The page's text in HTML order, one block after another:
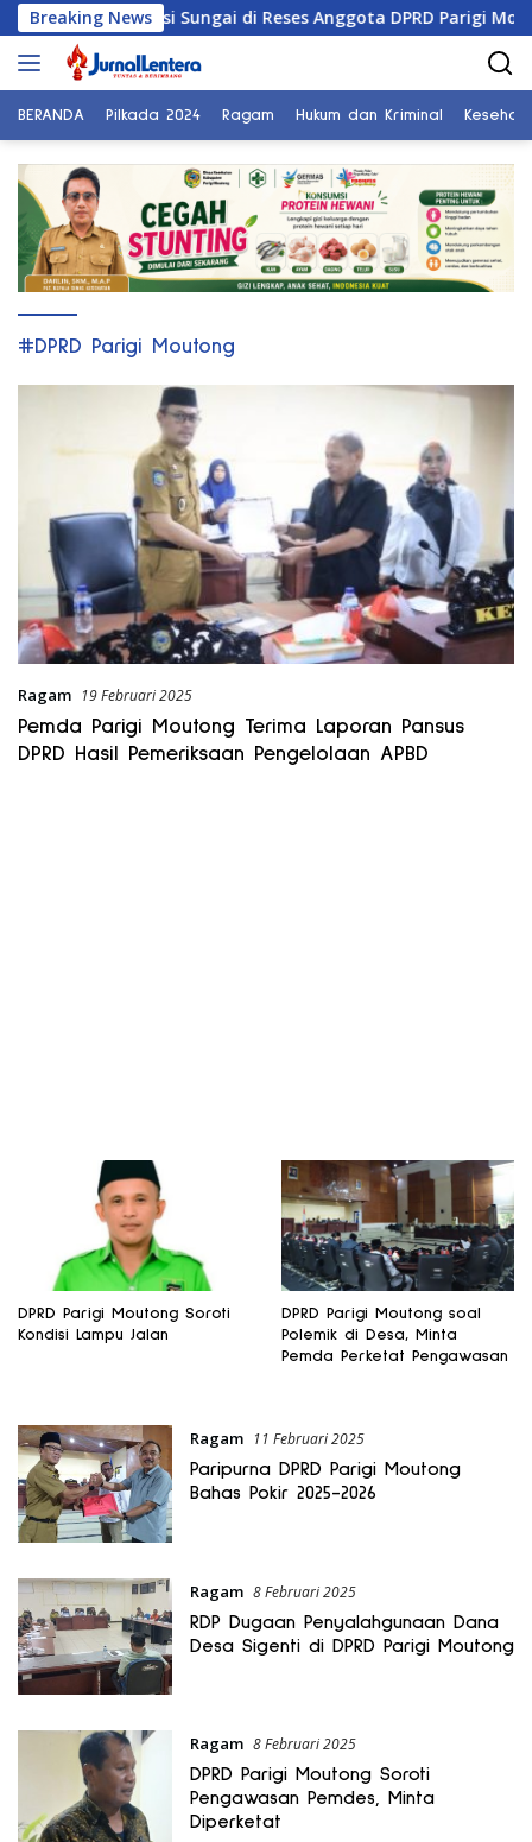
Langsung
ke
konten
Breaking News
Normalisasi Sungai di Reses Anggota DPRD Parigi Moutong
BERANDA Pilkada 2024 Ragam Hukum dan Kriminal
#DPRD Parigi Moutong
Ragam 19 Februari 2025
Pemda Parigi Moutong Terima Laporan Pansus
DPRD Hasil Pemeriksaan Pengelolaan APBD
DPRD Parigi Moutong Soroti
Kondisi Lampu Jalan
DPRD Parigi Moutong soal
Polemik di Desa, Minta
Pemda Perketat Pengawasan
Ragam 11 Februari 2025
Paripurna DPRD Parigi Moutong
Bahas Pokir 2025-2026
Ragam 8 Februari 2025
RDP Dugaan Penyalahgunaan Dana
Desa Sigenti di DPRD Parigi Moutong
Ragam 8 Februari 2025
DPRD Parigi Moutong Soroti
Pengawasan Pemdes, Minta
Diperketat